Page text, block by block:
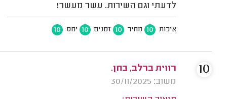
לדעתי וגם השירות. עשר מעשר!
איכות 10 מחיר 10 זמנים 10 יחס 10
רווית ברלב, בחן.
משוב: 30/11/2025
10